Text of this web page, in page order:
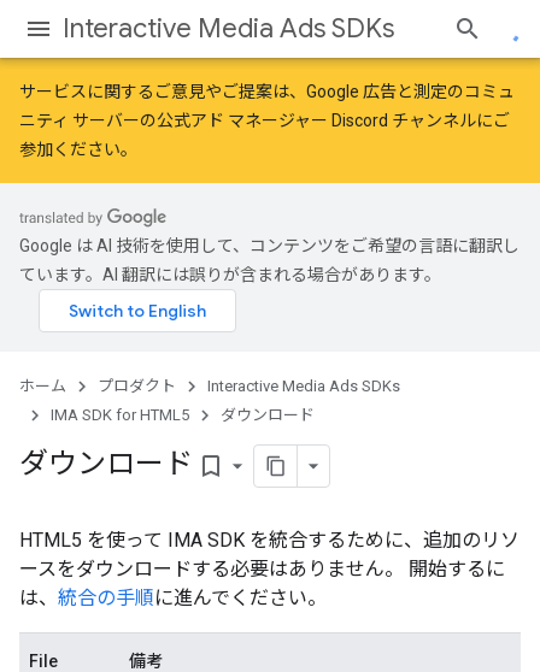
Interactive Media Ads SDKs
サービスに関するご意見やご提案は、 Google 広告と測定のコミュ
ニティ サーバーの公式アド マネージャー Discord チャンネルにご
参加ください。
Google は AI 技術を使用して、コンテンツをご希望の言語に翻訳し
ています。AI 翻訳には誤りが含まれる場合があります。
ホーム プロダクト
Interactive Media Ads SDKs
IMA SDK for HTML5
ダウンロード
ダウンロード bookmark_border
HTML5 を使って IMA SDK を統合するために、追加のリソ
ースをダウンロードする必要はありません。 開始するに
は、 統合の手順に進んでください。
File 備考